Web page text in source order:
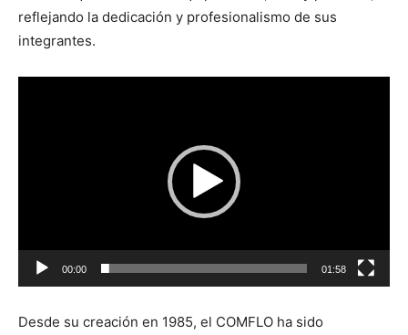
reflejando la dedicación y profesionalismo de sus
integrantes.
00:00 01:58
Desde su creación en 1985, el COMFLO ha sido